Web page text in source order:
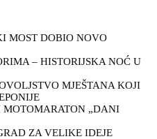
MOST DOBIO NOVO
– HISTORIJSKA NOĆ U
MJEŠTANA KOJI
„DANI
ZA VELIKE IDEJE